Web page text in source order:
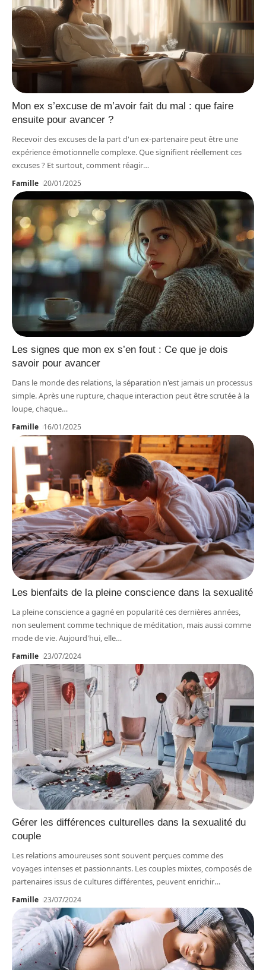
Mon ex s’excuse de m’avoir fait du mal : que faire
ensuite pour avancer ?
Recevoir des excuses de la part d'un ex-partenaire peut être une
expérience émotionnelle complexe. Que signifient réellement ces
excuses ? Et surtout, comment réagir…
Famille 20/01/2025
Les signes que mon ex s’en fout : Ce que je dois
savoir pour avancer
Dans le monde des relations, la séparation n'est jamais un processus
simple. Après une rupture, chaque interaction peut être scrutée à la
loupe, chaque…
Famille 16/01/2025
Les bienfaits de la pleine conscience dans la sexualité
La pleine conscience a gagné en popularité ces dernières années,
non seulement comme technique de méditation, mais aussi comme
mode de vie. Aujourd'hui, elle…
Famille 23/07/2024
Gérer les différences culturelles dans la sexualité du
couple
Les relations amoureuses sont souvent perçues comme des
voyages intenses et passionnants. Les couples mixtes, composés de
partenaires issus de cultures différentes, peuvent enrichir…
Famille 23/07/2024